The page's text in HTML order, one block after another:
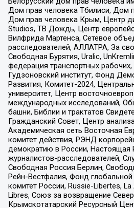
Дом прав человека Тбилиси, Дом
Дом прав человека Крым, Центр
Studios, ТВ Дождь, Центр
Вилфрида Мартенса, Сетевое
расследователей, АЛЛАТРА, За
Свободная Бурятия, Uralic,
федерация транспортных
Гудзоновский институт, Фонд
Развития, Комитет-2024,
университет, Центр
международных исследований,
башни, Библии и трактатов
Гражданский Совет, Центр
Академическая сеть Восточная
комитет действия, РЭНД
демократию в России, Настоящая
журналистов-расследователей,
Свободная Россия Берлин,
Рейн-Вестфалия, Фонд
комитет России, Russie-Libertes,
Libres, Союз за возвращение
Крымскотатарский Ресурсный